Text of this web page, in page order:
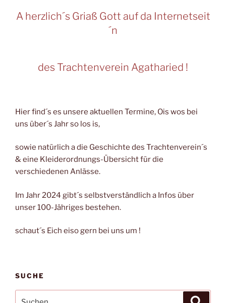
A herzlich´s Griaß Gott auf da Internetseit
´n
des Trachtenverein Agatharied !
Hier find´s es unsere aktuellen Termine, Ois wos bei
uns über´s Jahr so los is,
sowie natürlich a die Geschichte des Trachtenverein´s
& eine Kleiderordnungs-Übersicht für die
verschiedenen Anlässe.
Im Jahr 2024 gibt´s selbstverständlich a Infos über
unser 100-Jähriges bestehen.
schaut´s Eich eiso gern bei uns um !
SUCHE